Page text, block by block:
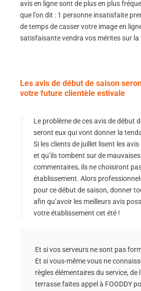
avis en ligne sont de plus en plus
que l’on dit : 1 personne insatisfaite
de temps de casser votre image en
satisfaisante vendra vos mérites sur la
Les avis de début de saison
votre future clientèle estivale
Le problème de ces avis de début
seront eux qui vont donner la
Si les clients de juillet lisent les
et qu’ils tombent sur de
commentaires, ils ne choisiront
établissement. Alors
pour ce début de saison, donner
afin qu’avoir les meilleurs avis
votre établissement cet été !
Et si vos serveurs ne sont pas
Et si vous-même vous ne
règles élémentaires du service, de
terrasse faites appel à FOODDY